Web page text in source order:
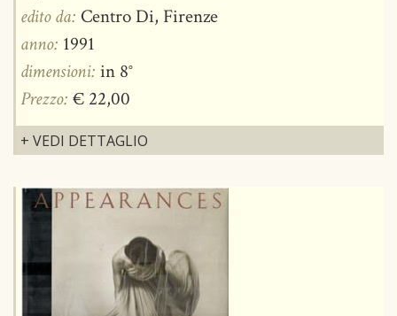
edito da: Centro Di, Firenze
anno: 1991
dimensioni: in 8°
Prezzo: € 22,00
+ VEDI DETTAGLIO